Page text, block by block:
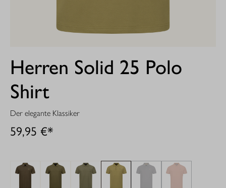
Herren Solid 25 Polo
Shirt
Der elegante Klassiker
59,95 €*